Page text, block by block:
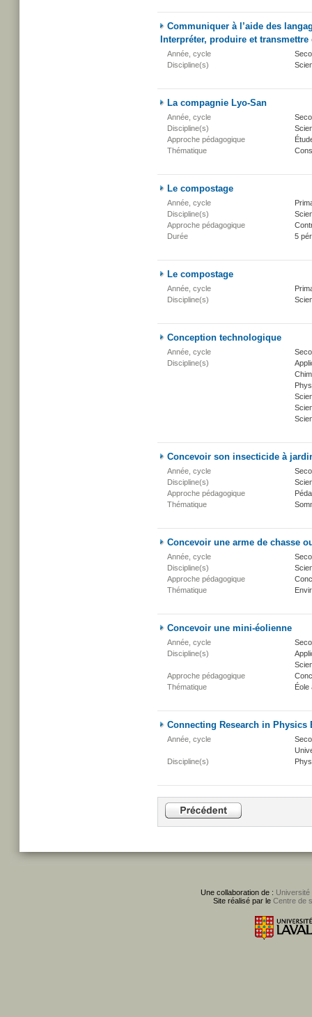
Communiquer à l’aide des
Interpréter, produire et transmettre
Année, cycle
Discipline(s)
La compagnie Lyo-San
Année, cycle
Discipline(s)
Approche pédagogique
Thématique
Le compostage
Année, cycle
Discipline(s)
Approche pédagogique
Durée
5
Le compostage
Année, cycle
Discipline(s)
Conception technologique
Année, cycle
Discipline(s)
Concevoir son insecticide à
Année, cycle
Discipline(s)
Approche pédagogique
Thématique
Concevoir une arme de chasse
Année, cycle
Discipline(s)
Approche pédagogique
Thématique
Concevoir une mini-éolienne
Année, cycle
Discipline(s)
Approche pédagogique
Thématique
Éole
Connecting Research in
Année, cycle
Discipline(s)
Une collaboration de : Université
Site réalisé par le Centre de